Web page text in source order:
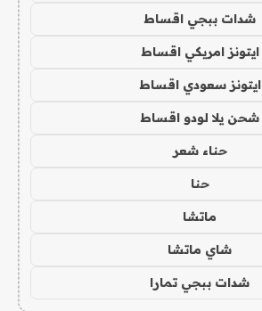
شدات ببجي اقساط
ايتونز امريكي اقساط
ايتونز سعودي اقساط
شحن يلا لودو اقساط
حناء شعر
حنا
ماتشا
شاي ماتشا
شدات ببجي تمارا